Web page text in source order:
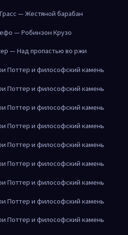
— Жестяной барабан
— Робинзон Крузо
— Над пропастью во ржи
Поттер и философский камень
Поттер и философский камень
Поттер и философский камень
Поттер и философский камень
Поттер и философский камень
Поттер и философский камень
Поттер и философский камень
Поттер и философский камень
Поттер и философский камень